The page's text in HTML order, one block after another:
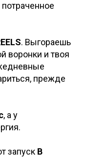
потраченное
. Выгораешь
воронки и твоя
прежде
, а у
запуск В